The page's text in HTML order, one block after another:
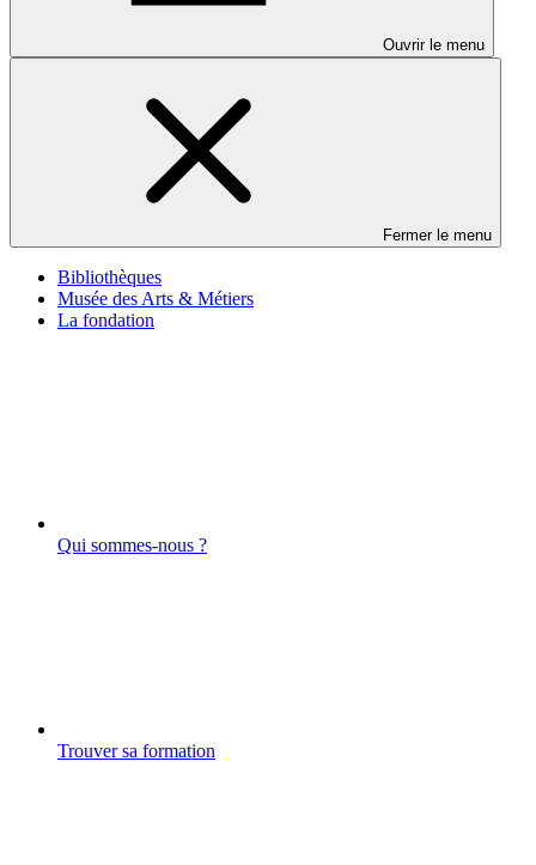
Ouvrir le menu
Fermer le menu
Bibliothèques
Musée des Arts & Métiers
La fondation
Qui sommes-nous ?
Trouver sa formation